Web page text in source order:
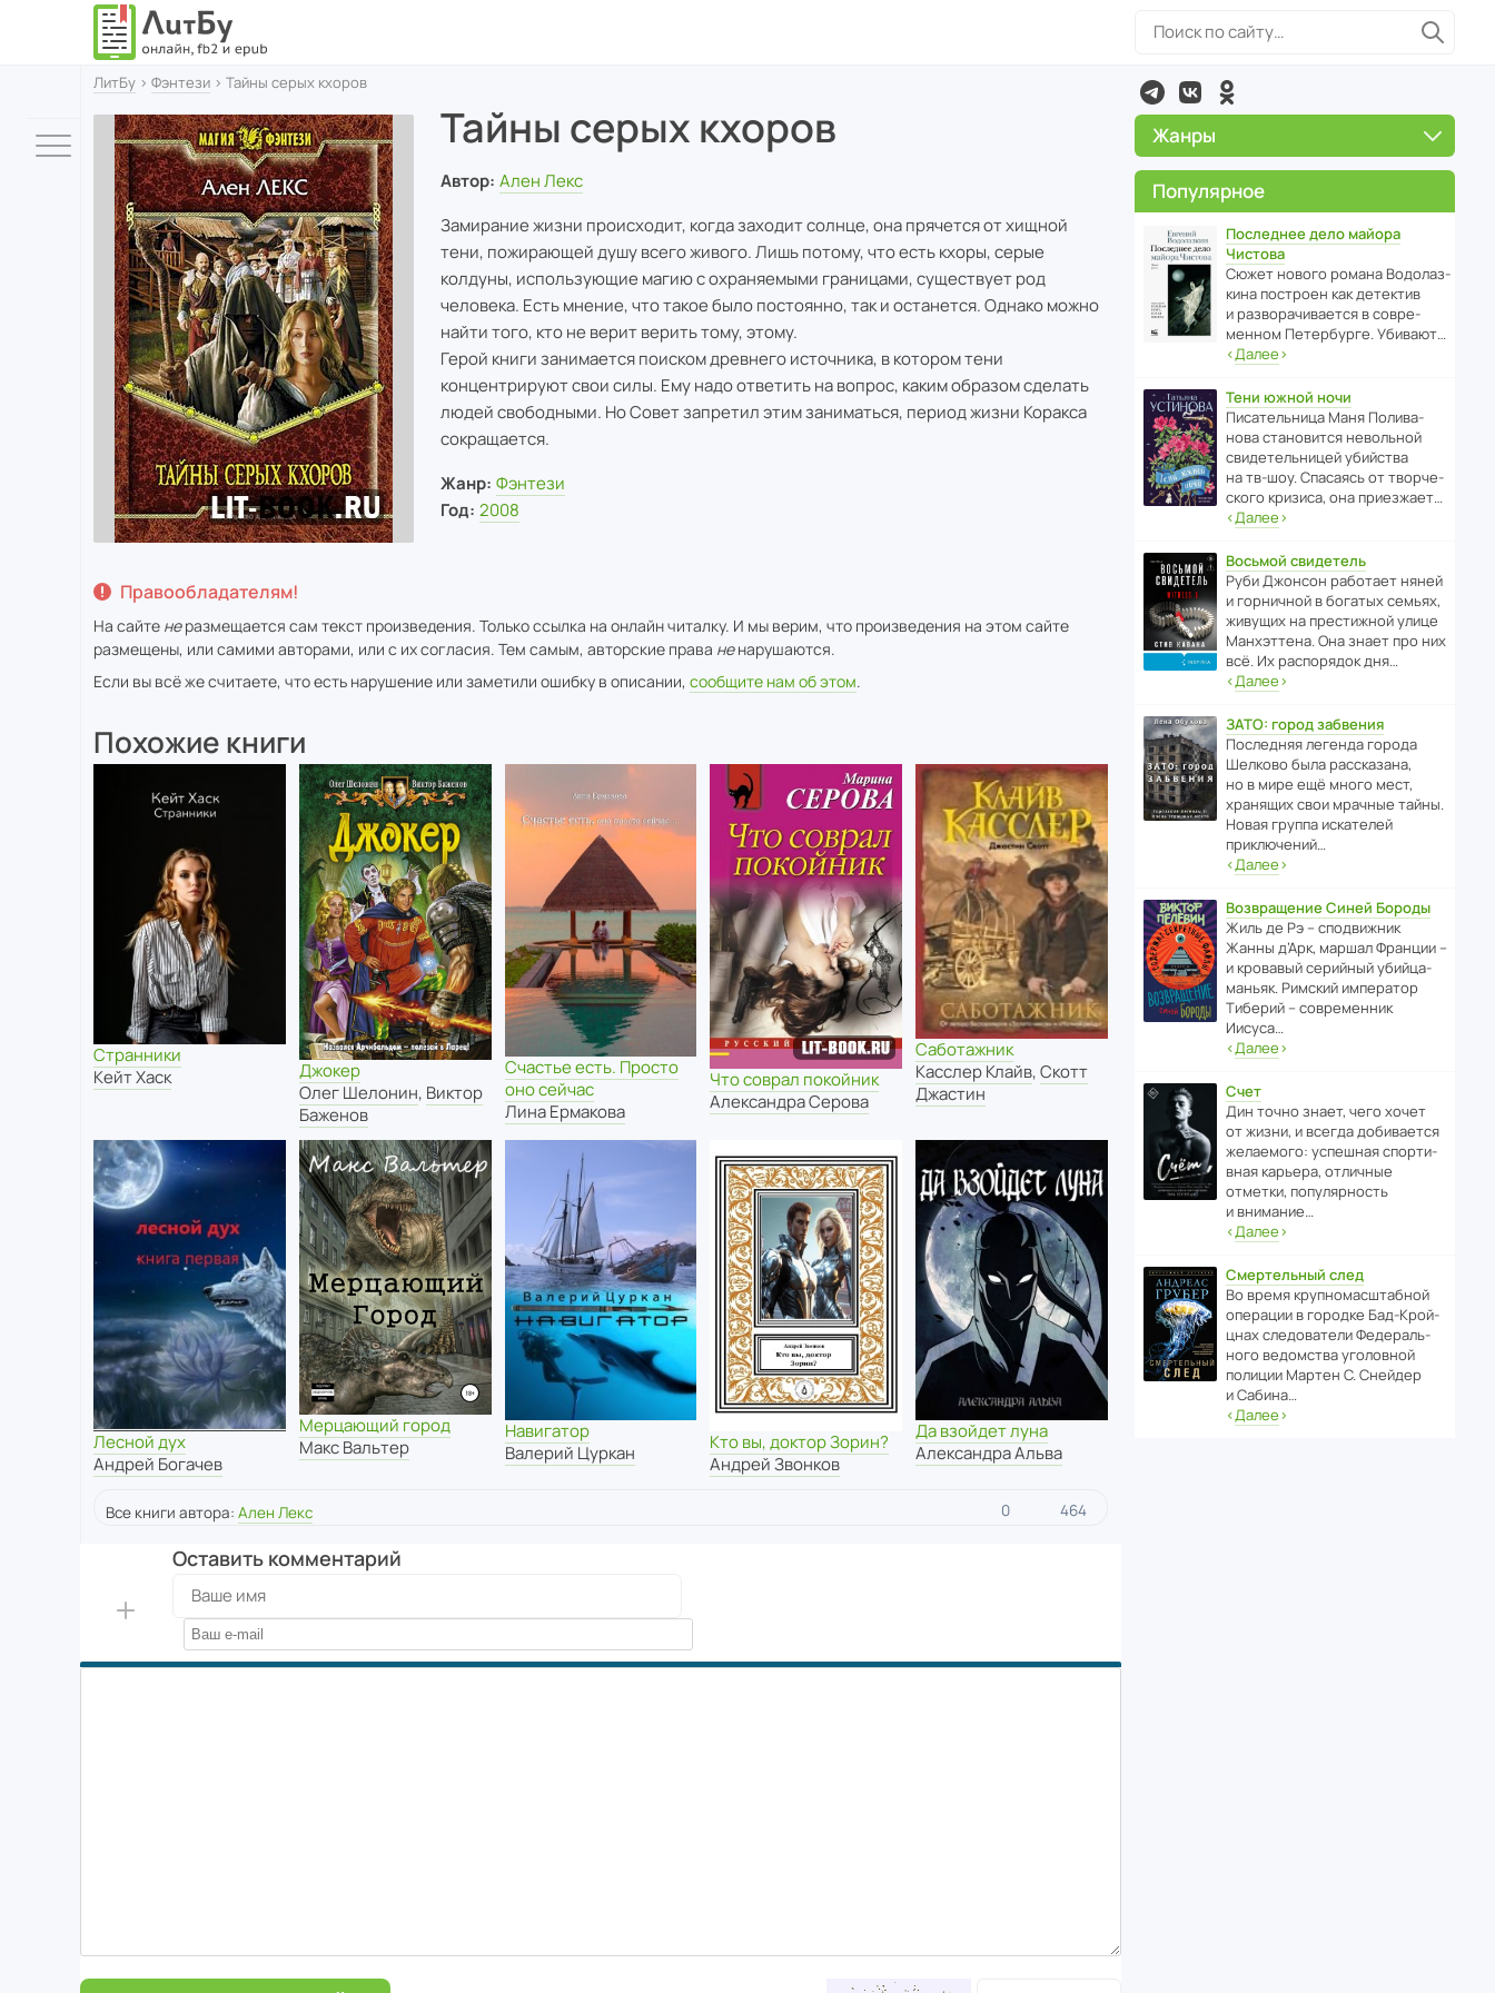
ЛитБу › Фэнтези › Тайны серых кхоров
Тайны серых кхоров
Автор: Ален Лекс
Замирание жизни происходит, когда заходит солнце, она прячется от хищной
тени, пожирающей душу всего живого. Лишь потому, что есть кхоры, серые
колдуны, использующие магию с охраняемыми границами, существует род
человека. Есть мнение, что такое было постоянно, так и останется. Однако можно
найти того, кто не верит верить тому, этому.
Герой книги занимается поиском древнего источника, в котором тени
концентрируют свои силы. Ему надо ответить на вопрос, каким образом сделать
людей свободными. Но Совет запретил этим заниматься, период жизни Коракса
сокращается.
Жанр: Фэнтези
Год: 2008
Правообладателям!
На сайте неразмещается сам текст произведения. Только ссылка на онлайн читалку. И мы верим, что произведения на этом сайте
размещены, или самими авторами, или с их согласия. Тем самым, авторские права ненарушаются.
Если вы всё же считаете, что есть нарушение или заметили ошибку в описании, сообщите нам об этом.
Похожие книги
Странники
Кейт Хаск
Джокер
Олег Шелонин, Виктор
Баженов
Счастье есть. Просто
оно сейчас
Лина Ермакова
Что соврал покойник
Александра Серова
Саботажник
Касслер Клайв,Скотт
Джастин
Лесной дух
Андрей Богачев
Мерцающий город
Макс Вальтер
Навигатор
Валерий Цуркан
Кто вы, доктор Зорин?
Андрей Звонков
Да взойдет луна
Александра Альва
Все книги автора: Ален Лекс 0 464
Оставить комментарий
Жанры
Популярное
Последнее дело майора
Чистова
Сюжет нового романа Водо­ла­з­
кина пост­роен как дете­ктив
и разво­ра­чи­ва­ется в совре­
менном Пете­р­бурге. Убивают…
‹Далее›
Тени южной ночи
Писа­тель­ница Маня Поли­ва­
нова стано­вится невольной
свиде­тель­ницей убийства
на тв-шоу. Спасаясь от твор­че­
с­кого кризиса, она приезжает…
‹Далее›
Восьмой свидетель
Руби Джонсон рабо­тает няней
и горни­чной в богатых семьях,
живущих на прес­ти­жной улице
Манх­эт­тена. Она знает про них
всё. Их распо­рядок дня…
‹Далее›
ЗАТО: город забвения
После­дняя легенда города
Шелково была расска­зана,
но в мире ещё много мест,
хранящих свои мрачные тайны.
Новая группа иска­телей
приключений…
‹Далее›
Возвращение Синей Бороды
Жиль де Рэ – спод­ви­жник
Жанны д’Арк, маршал Франции –
и кровавый серийный убийца-
маньяк. Римский импе­ратор
Тиберий – совре­менник
Иисуса…
‹Далее›
Счет
Дин точно знает, чего хочет
от жизни, и всегда доби­ва­ется
жела­е­мого: успе­шная спор­ти­
вная карьера, отли­чные
отметки, попу­ля­р­ность
и внимание…
‹Далее›
Смертельный след
Во время круп­но­мас­ш­та­бной
операции в городке Бад‑Крой­
цнах следо­ва­тели Феде­раль­
ного ведомства уголо­вной
полиции Мартен С. Снейдер
и Сабина…
‹Далее›